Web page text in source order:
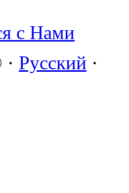
с Нами
Русский ·